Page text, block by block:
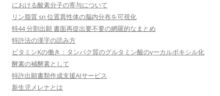
における酸素分子の寄与について
リン脂質 sn 位置異性体の脳内分布を可視化
特44 分割出願 書面再提出要不要の網羅的なまとめ
特許法の漢字の読み方
ビタミンKの働き：タンパク質のグルタミン酸のγーカルボキシル化
酵素の補酵素として
特許出願書類作成支援AIサービス
新生児メレナとは